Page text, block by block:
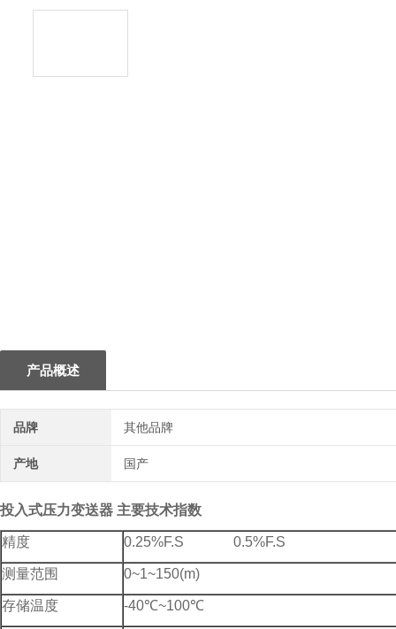
产品概述
品牌 其他品牌
产地 国产
投入式压力变送器 主要技术指数
精度 0.25%F.S 0.5%F.S
测量范围 0~1~150(m)
存储温度 -40℃~100℃